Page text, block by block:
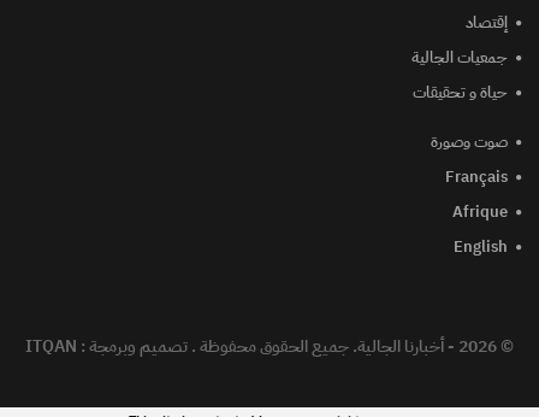
إقتصاد
جمعيات الجالية
حياة و تحقيقات
صوت وصورة
Français
Afrique
English
© 2026 - أخبارنا الجالية. جميع الحقوق محفوظة . تصميم وبرمجة : ITQAN